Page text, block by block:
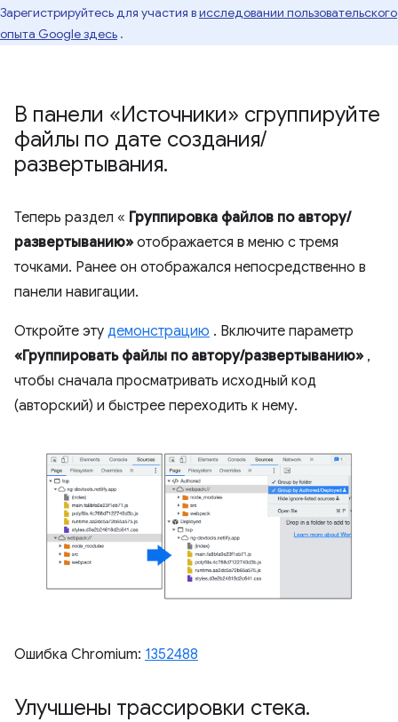
Зарегистрируйтесь для участия висследовании пользовательского
опыта Google здесь .
В панели «Источники» сгруппируйте
файлы по дате создания/
развертывания.
Теперь раздел « Группировка файлов по автору/
развертыванию» отображается в меню с тремя
точками. Ранее он отображался непосредственно в
панели навигации.
Откройте эту демонстрацию . Включите параметр
«Группировать файлы по автору/развертыванию» ,
чтобы сначала просматривать исходный код
(авторский) и быстрее переходить к нему.
Ошибка Chromium: 1352488
Улучшены трассировки стека.